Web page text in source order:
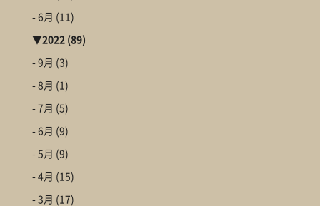
- 6月 (11)
▼2022 (89)
- 9月 (3)
- 8月 (1)
- 7月 (5)
- 6月 (9)
- 5月 (9)
- 4月 (15)
- 3月 (17)